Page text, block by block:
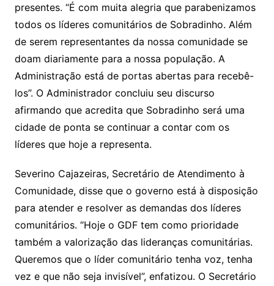
presentes. “É com muita alegria que parabenizamos
todos os líderes comunitários de Sobradinho. Além
de serem representantes da nossa comunidade se
doam diariamente para a nossa população. A
Administração está de portas abertas para recebê-
los”. O Administrador concluiu seu discurso
afirmando que acredita que Sobradinho será uma
cidade de ponta se continuar a contar com os
líderes que hoje a representa.
Severino Cajazeiras, Secretário de Atendimento à
Comunidade, disse que o governo está à disposição
para atender e resolver as demandas dos líderes
comunitários. “Hoje o GDF tem como prioridade
também a valorização das lideranças comunitárias.
Queremos que o líder comunitário tenha voz, tenha
vez e que não seja invisível”, enfatizou. O Secretário